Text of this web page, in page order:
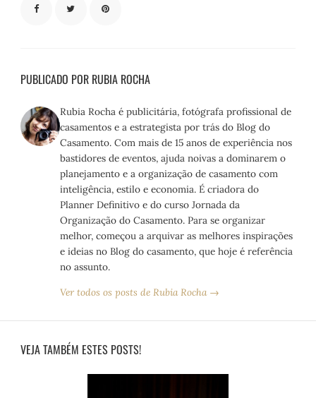
PUBLICADO POR RUBIA ROCHA
Rubia Rocha é publicitária, fotógrafa profissional de
casamentos e a estrategista por trás do Blog do
Casamento. Com mais de 15 anos de experiência nos
bastidores de eventos, ajuda noivas a dominarem o
planejamento e a organização de casamento com
inteligência, estilo e economia. É criadora do
Planner Definitivo e do curso Jornada da
Organização do Casamento. Para se organizar
melhor, começou a arquivar as melhores inspirações
e ideias no Blog do casamento, que hoje é referência
no assunto.
Ver todos os posts de Rubia Rocha →
VEJA TAMBÉM ESTES POSTS!